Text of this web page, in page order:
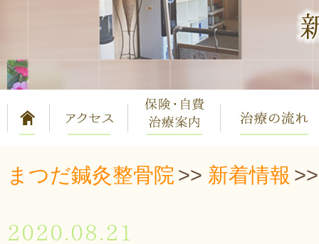
まつだ鍼灸整骨院 新着情報
2020.08.21